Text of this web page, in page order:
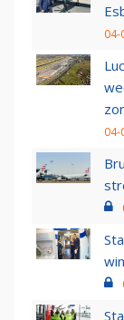
04-
04-